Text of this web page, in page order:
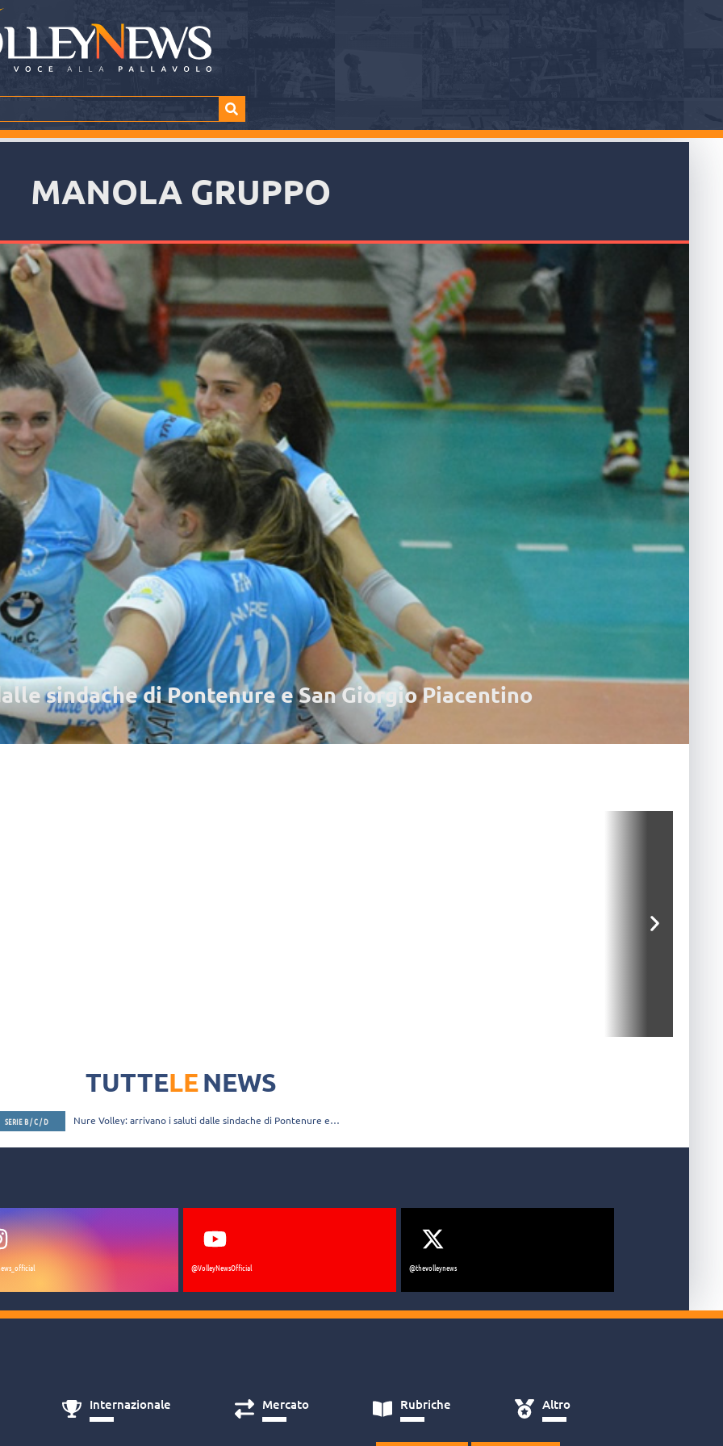
MANOLA GRUPPO
sindache di Pontenure e San Giorgio Piacentino
TUTTELENEWS
SERIE B / C / D Nure Volley: arrivano i saluti dalle sindache di Pontenure e
@VolleyNewsOfficial @thevolleynews
Internazionale Mercato Rubriche Altro